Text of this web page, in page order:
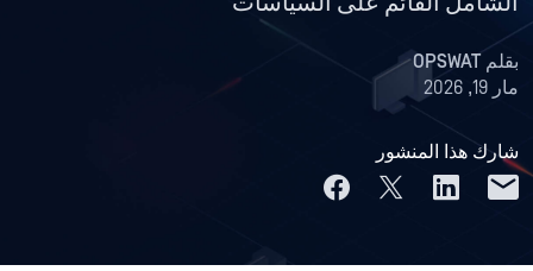
بقلمOPSWAT
مار 19, 2026
شارك هذا المنشور